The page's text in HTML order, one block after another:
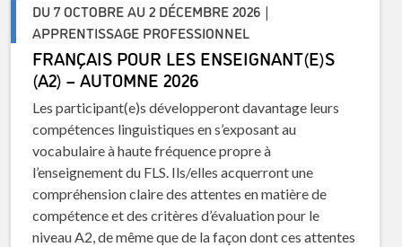
DU 7 OCTOBRE AU 2 DÉCEMBRE 2026 |
APPRENTISSAGE PROFESSIONNEL
FRANÇAIS POUR LES ENSEIGNANT(E)S
(A2) – AUTOMNE 2026
Les participant(e)s développeront davantage leurs
compétences linguistiques en s’exposant au
vocabulaire à haute fréquence propre à
l’enseignement du FLS. Ils/elles acquerront une
compréhension claire des attentes en matière de
compétence et des critères d’évaluation pour le
niveau A2, de même que de la façon dont ces attentes